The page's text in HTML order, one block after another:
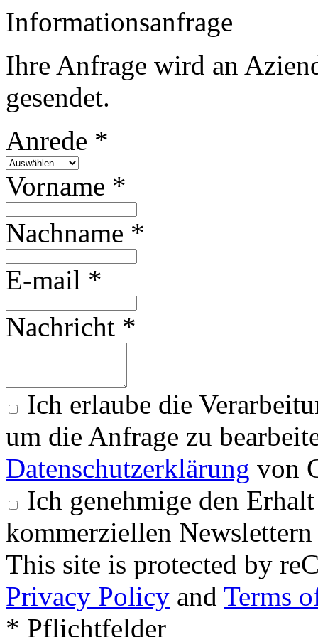
Informationsanfrage
Ihre Anfrage wird an
gesendet.
Anrede *
Vorname *
Nachname *
E-mail *
Nachricht *
Ich erlaube die
um die Anfrage zu
Datenschutzerklärung von
Ich genehmige den
kommerziellen
This site is protected by
Privacy Policy and Terms
* Pflichtfelder